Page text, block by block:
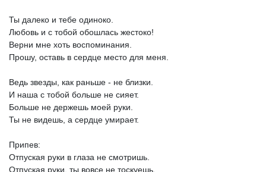
Ты далеко и тебе одиноко.
Любовь и с тобой обошлась жестоко!
Верни мне хоть воспоминания.
Прошу, оставь в сердце место для меня.
Ведь звезды, как раньше - не близки.
И наша с тобой больше не сияет.
Больше не держешь моей руки.
Ты не видешь, а сердце умирает.
Припев:
Отпуская руки в глаза не смотришь.
Отпуская руки, ты вовсе не тоскуешь.